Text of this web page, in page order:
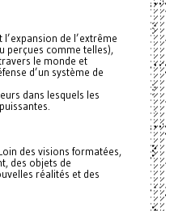
de l’extrême
perçues comme telles),
le monde et
d’un système de
dans lesquels les
des visions formatées,
des objets de
réalités et des